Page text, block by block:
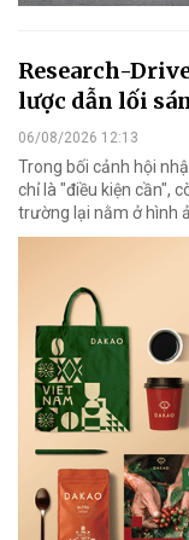
Research-
lược dẫn lối
06/08/2026 12:13
Trong bối cảnh hội
chỉ là "điều kiện cần",
trường lại nằm ở hình